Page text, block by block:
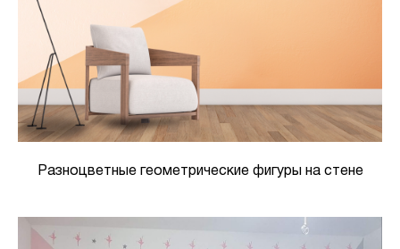
Разноцветные геометрические фигуры на стене